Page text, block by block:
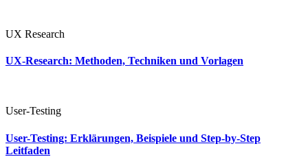
UX Research
UX-Research: Methoden, Techniken und Vorlagen
User-Testing
User-Testing: Erklärungen, Beispiele und Step-by-Step
Leitfaden